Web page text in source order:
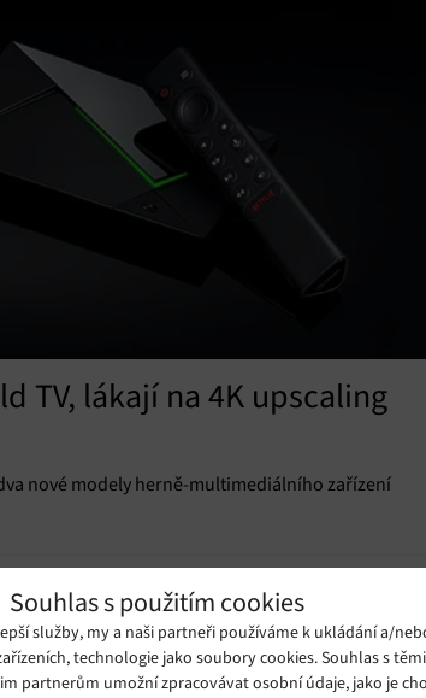
Souhlas s použitím cookies
služby, my a naši partneři používáme k ukládání a/
technologie jako soubory cookies. Souhlas s
partnerům umožní zpracovávat osobní údaje, jako je
TV, lákají na 4K upscaling
nové modely herně-multimediálního zařízení